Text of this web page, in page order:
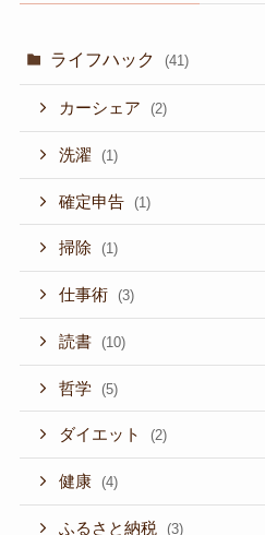
ライフハック (41)
カーシェア (2)
洗濯 (1)
確定申告 (1)
掃除 (1)
仕事術 (3)
読書 (10)
哲学 (5)
ダイエット (2)
健康 (4)
ふるさと納税 (3)